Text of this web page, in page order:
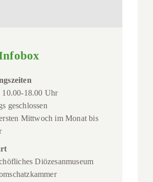
18.00 Uhr
geschlossen
Mittwoch im Monat bis
Diözesanmuseum